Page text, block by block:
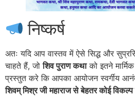
निष्कर्ष
अतः यदि आप वास्तव में ऐसे सिद्ध और
चाहते हैं, जोशिव पुराण कथाको इतने
प्रस्तुत करे कि आपका आयोजन स्वर्गीय
शिवम् मिश्र जी महाराज से बेहतर कोई